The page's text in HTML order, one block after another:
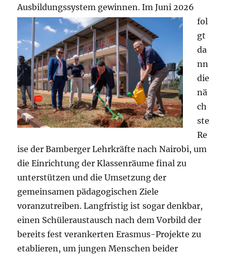
Ausbildungssystem gewinnen.Im Juni 2026
fol
gt
da
nn
die
nä
ch
ste
Re
ise der Bamberger Lehrkräfte nach Nairobi, um
die Einrichtung der Klassenräume final zu
unterstützen und die Umsetzung der
gemeinsamen pädagogischen Ziele
voranzutreiben. Langfristig ist sogar denkbar,
einen Schüleraustausch nach dem Vorbild der
bereits fest verankerten Erasmus-Projekte zu
etablieren, um jungen Menschen beider